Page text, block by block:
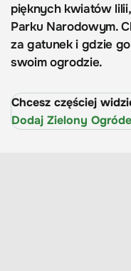
pięknych kwiatów
Parku Narodowym.
za gatunek i gdzie
swoim ogrodzie.
Chcesz częściej
Dodaj Zielony